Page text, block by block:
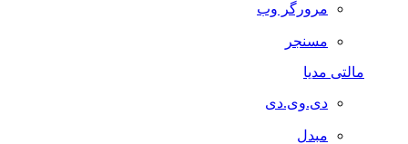
مرورگر وب
مسنجر
مالتی مدیا
دی.وی.دی
مبدل